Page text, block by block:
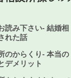
読み下さい- 結婚相
れた話
のからくり- 本当の
デメリット